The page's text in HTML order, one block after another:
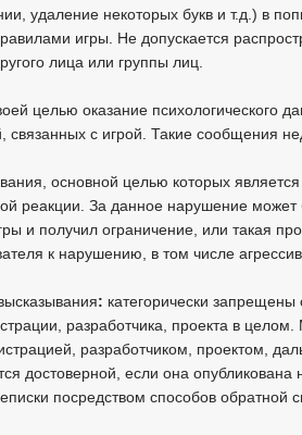
удаление некоторых букв и т.д.) в
игры. Не допускается
лица или группы лиц.
целью оказание психологического
связанных с игрой. Такие сообщения
основной целью которых
реакции. За данное нарушение может
и получил ограничение, или такая
к нарушению, в том числе
: категорически запрещены
разработчика, проекта в
разработчиком, проектом,
достоверной, если она
посредством способов обратной